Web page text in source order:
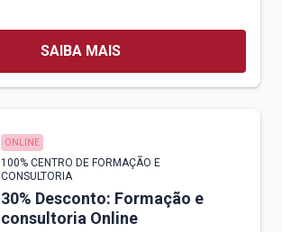
SAIBA MAIS
ONLINE
100% CENTRO DE FORMAÇÃO E
CONSULTORIA
30% Desconto: Formação e
consultoria Online